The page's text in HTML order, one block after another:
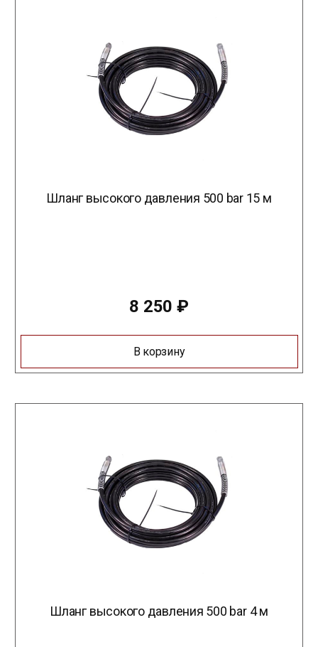
Шланг высокого давления 500 bar 15 м
8 250 ₽
В корзину
Шланг высокого давления 500 bar 4 м